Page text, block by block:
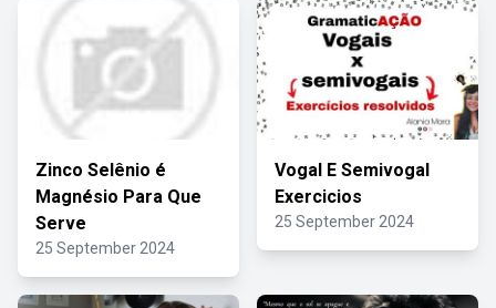
Zinco Selênio é
Magnésio Para Que
Serve
25 September 2024
Vogal E Semivogal
Exercicios
25 September 2024